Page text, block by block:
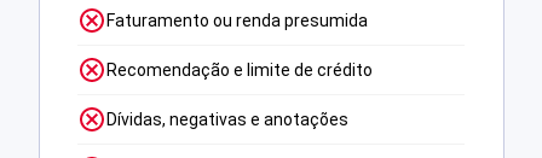
Faturamento ou renda presumida
Recomendação e limite de crédito
Dívidas, negativas e anotações